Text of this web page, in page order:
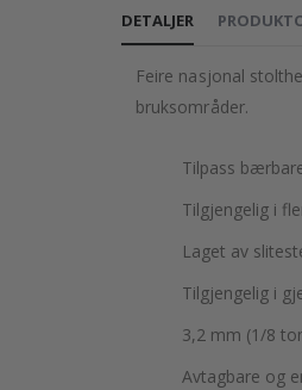
DETALJER
Feire nasjonal
bruksområder.
Tilpass
Tilgjengelig i
Laget av
Tilgjengelig i
3,2 mm (1/8
Avtagbare og